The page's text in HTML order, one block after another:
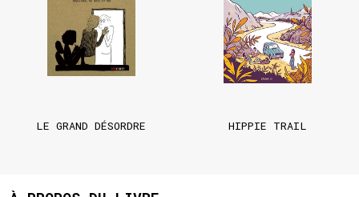
LE GRAND DÉSORDRE HIPPIE TRAIL